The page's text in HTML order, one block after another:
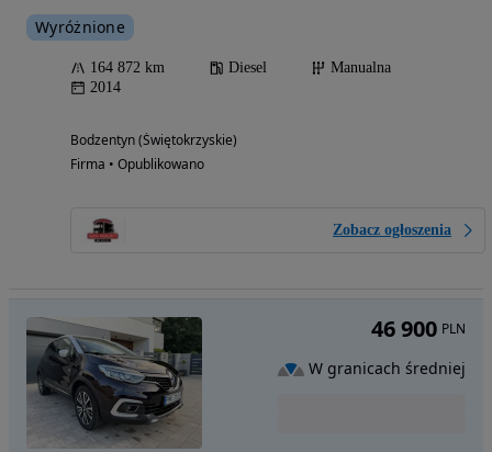
Wyróżnione
164 872 km Diesel
Manualna
2014
Bodzentyn (Świętokrzyskie)
Firma • Opublikowano
Zobacz ogłoszenia
46 900 PLN
W granicach średniej